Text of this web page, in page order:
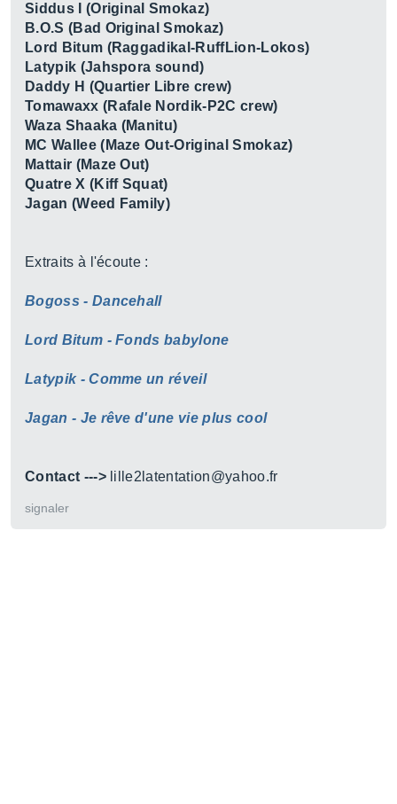
Siddus I (Original Smokaz)
B.O.S (Bad Original Smokaz)
Lord Bitum (Raggadikal-RuffLion-Lokos)
Latypik (Jahspora sound)
Daddy H (Quartier Libre crew)
Tomawaxx (Rafale Nordik-P2C crew)
Waza Shaaka (Manitu)
MC Wallee (Maze Out-Original Smokaz)
Mattair (Maze Out)
Quatre X (Kiff Squat)
Jagan (Weed Family)
Extraits à l'écoute :
Bogoss - Dancehall
Lord Bitum - Fonds babylone
Latypik - Comme un réveil
Jagan - Je rêve d'une vie plus cool
Contact --->lille2latentation@yahoo.fr
signaler